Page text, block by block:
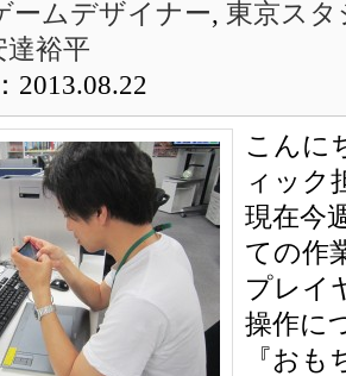
ームデザイナー, 東京ス
達裕平
2013.08.22
こんに
ィック
現在今
ての作
プレイ
操作に
『お